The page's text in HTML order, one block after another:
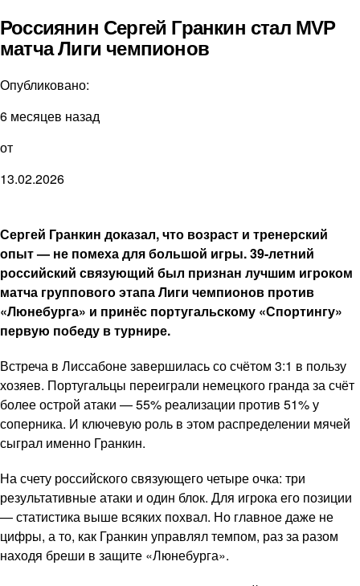
Россиянин Сергей Гранкин стал MVP
матча Лиги чемпионов
Опубликовано:
6 месяцев назад
от
13.02.2026
Сергей Гранкин доказал, что возраст и тренерский
опыт — не помеха для большой игры. 39-летний
российский связующий был признан лучшим игроком
матча группового этапа Лиги чемпионов против
«Люнебурга» и принёс португальскому «Спортингу»
первую победу в турнире.
Встреча в Лиссабоне завершилась со счётом 3:1 в пользу
хозяев. Португальцы переиграли немецкого гранда за счёт
более острой атаки — 55% реализации против 51% у
соперника. И ключевую роль в этом распределении мячей
сыграл именно Гранкин.
На счету российского связующего четыре очка: три
результативные атаки и один блок. Для игрока его позиции
— статистика выше всяких похвал. Но главное даже не
цифры, а то, как Гранкин управлял темпом, раз за разом
находя бреши в защите «Люнебурга».